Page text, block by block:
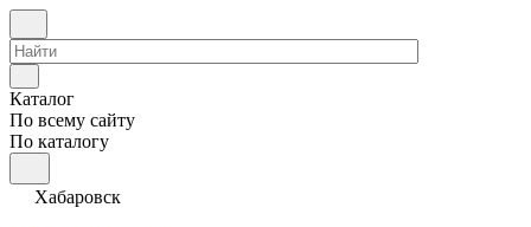
Каталог
По всему сайту
По каталогу
Хабаровск